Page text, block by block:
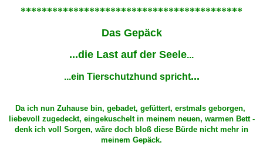
******************************************
Das Gepäck
...die Last auf der Seele...
...ein Tierschutzhund spricht...
Da ich nun Zuhause bin, gebadet, gefüttert, erstmals geborgen,
liebevoll zugedeckt, eingekuschelt in meinem neuen, warmen Bett -
denk ich voll Sorgen, wäre doch bloß diese Bürde nicht mehr in
meinem Gepäck.